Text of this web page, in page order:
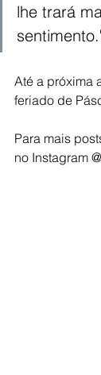
lhe trará
Até a próxima
feriado de
Para mais
no Instagram